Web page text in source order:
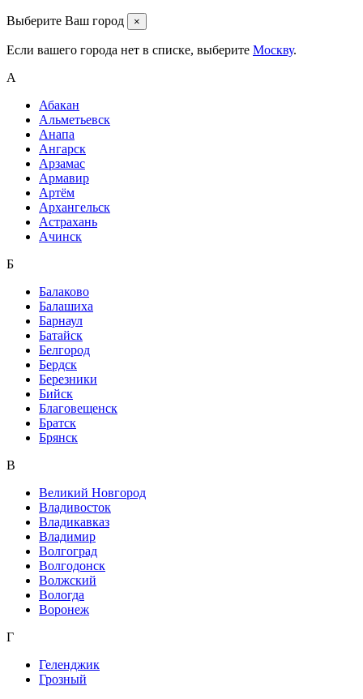
Выберите Ваш город ×
Если вашего города нет в списке, выберите Москву.
А
Абакан
Альметьевск
Анапа
Ангарск
Арзамас
Армавир
Артём
Архангельск
Астрахань
Ачинск
Б
Балаково
Балашиха
Барнаул
Батайск
Белгород
Бердск
Березники
Бийск
Благовещенск
Братск
Брянск
В
Великий Новгород
Владивосток
Владикавказ
Владимир
Волгоград
Волгодонск
Волжский
Вологда
Воронеж
Г
Геленджик
Грозный